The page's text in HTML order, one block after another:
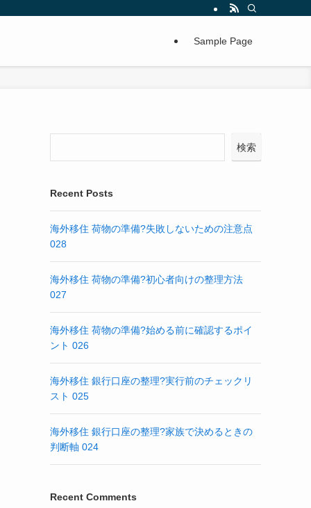
Sample Page
検索
Recent Posts
海外移住 荷物の準備?失敗しないための注意点
028
海外移住 荷物の準備?初心者向けの整理方法
027
海外移住 荷物の準備?始める前に確認するポイ
ント 026
海外移住 銀行口座の整理?実行前のチェックリ
スト 025
海外移住 銀行口座の整理?家族で決めるときの
判断軸 024
Recent Comments